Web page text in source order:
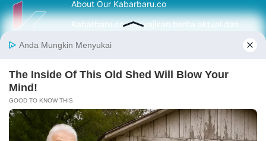
About Our Kabarbaru.co
Kabarbaru.co menyajikan berita aktual dan
serta terverifikasi dari sumber yang tepat.
Follow Kabarbaru